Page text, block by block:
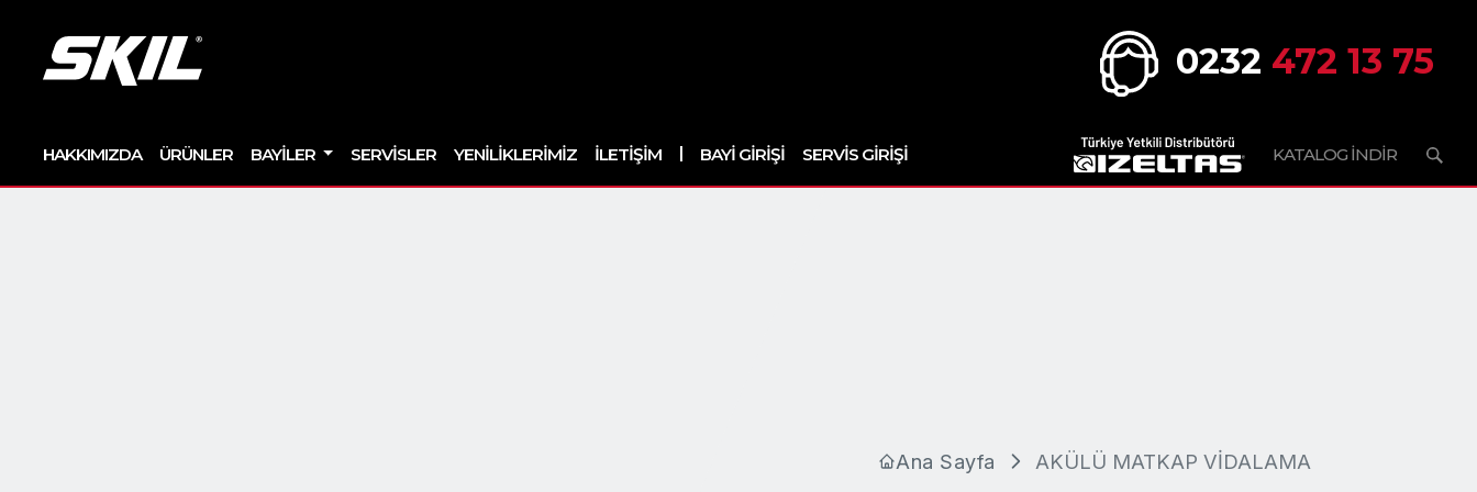
0232 472 13 75
HAKKIMIZDA ÜRÜNLER BAYILER SERVISLER YENILIKLERIMIZ İLETIŞIM | BAYI GIRIŞI SERVIS GIRIŞI KATALOG İNDİR
Ana Sayfa AKÜLÜ MATKAP VİDALAMA